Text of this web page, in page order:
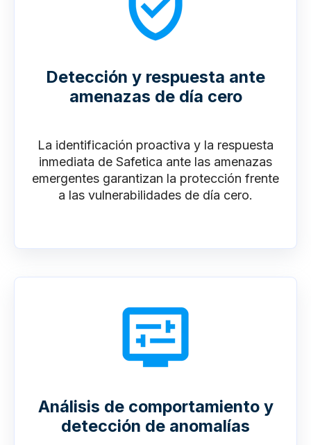
Detección y respuesta ante
amenazas de día cero
La identificación proactiva y la respuesta
inmediata de Safetica ante las amenazas
emergentes garantizan la protección frente
a las vulnerabilidades de día cero.
Análisis de comportamiento y
detección de anomalías